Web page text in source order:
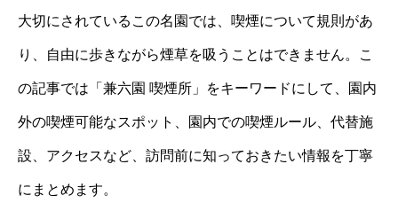
大切にされているこの名園では、喫煙について規則があ
り、自由に歩きながら煙草を吸うことはできません。こ
の記事では「兼六園 喫煙所」をキーワードにして、園内
外の喫煙可能なスポット、園内での喫煙ルール、代替施
設、アクセスなど、訪問前に知っておきたい情報を丁寧
にまとめます。